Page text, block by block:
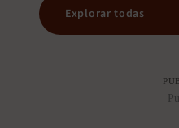
Explorar todas